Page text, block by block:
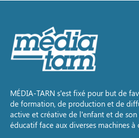
MÉDIA-TARN s’est fixé pour but de
de formation, de production et de
active et créative de l’enfant et de
éducatif face aux diverses machines à